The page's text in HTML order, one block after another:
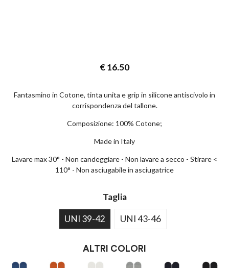
€16.50
Fantasmino in Cotone, tinta unita e grip in silicone antiscivolo in
corrispondenza del tallone.
Composizione: 100% Cotone;
Made in Italy
Lavare max 30° - Non candeggiare - Non lavare a secco - Stirare <
110° - Non asciugabile in asciugatrice
Taglia
UNI 39-42 UNI 43-46
ALTRI COLORI